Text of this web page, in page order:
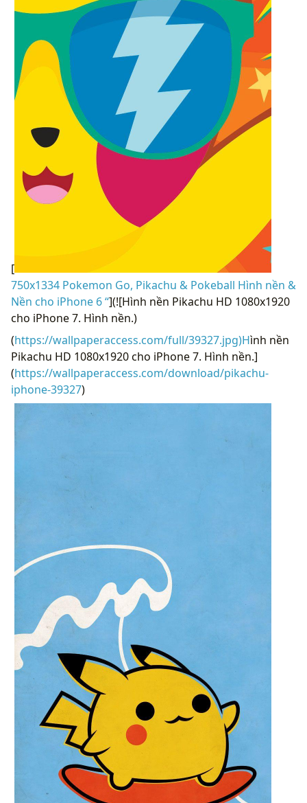
[
750x1334 Pokemon Go, Pikachu & Pokeball Hình nền &
Nền cho iPhone 6 “](![Hình nền Pikachu HD 1080x1920
cho iPhone 7. Hình nền.)
(https://wallpaperaccess.com/full/39327.jpg)Hình nền
Pikachu HD 1080x1920 cho iPhone 7. Hình nền.]
(https://wallpaperaccess.com/download/pikachu-
iphone-39327)